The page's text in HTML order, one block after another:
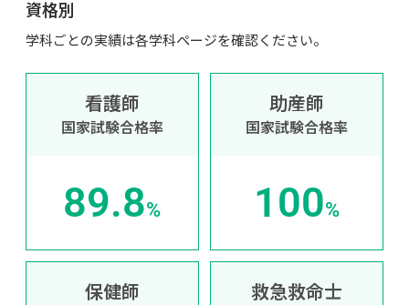
資格別
学科ごとの実績は各学科ページを確認ください。
看護師
国家試験合格率
89.8%
助産師
国家試験合格率
100%
保健師 救急救命士